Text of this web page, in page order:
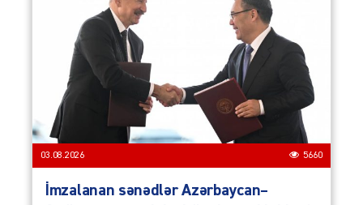
03.08.2026 5660
İmzalanan sənədlər Azərbaycan–